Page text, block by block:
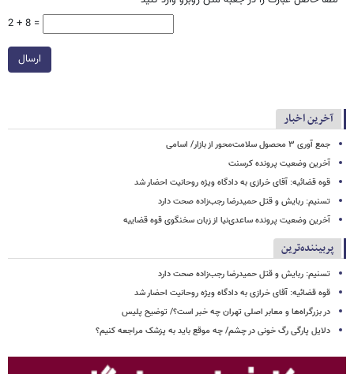
2 + 8 =
ارسال
آخرین اخبار
جمع آوری ۳ محصول سلامت‌محور از بازار/ اسامی
آخرین وضعیت پرونده کرسنت
قوه قضائیه: آقای خرازی به دادگاه ویژه روحانیت احضار شد
تسنیم: ربایش و قتل حمیدرضا رجب‌زاده صحت دارد
آخرین وضعیت پرونده ساعدی‌نیا از زبان سخنگوی قوه قضاییه
پربیننده‌ترین
تسنیم: ربایش و قتل حمیدرضا رجب‌زاده صحت دارد
قوه قضائیه: آقای خرازی به دادگاه ویژه روحانیت احضار شد
در بزرگراه‌ها و معابر اصلی تهران چه خبر است؟/ توضیح پلیس
دلایل پارگی رگ خونی در چشم/ چه موقع باید به پزشک مراجعه کنیم؟